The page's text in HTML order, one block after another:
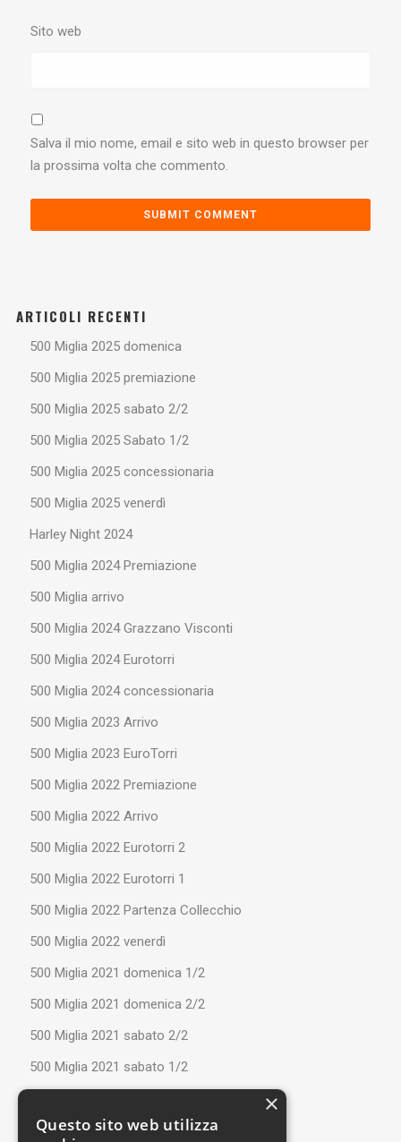
Sito web
Salva il mio nome, email e sito web in questo browser per
la prossima volta che commento.
ARTICOLI RECENTI
500 Miglia 2025 domenica
500 Miglia 2025 premiazione
500 Miglia 2025 sabato 2/2
500 Miglia 2025 Sabato 1/2
500 Miglia 2025 concessionaria
500 Miglia 2025 venerdì
Harley Night 2024
500 Miglia 2024 Premiazione
500 Miglia arrivo
500 Miglia 2024 Grazzano Visconti
500 Miglia 2024 Eurotorri
500 Miglia 2024 concessionaria
500 Miglia 2023 Arrivo
500 Miglia 2023 EuroTorri
500 Miglia 2022 Premiazione
500 Miglia 2022 Arrivo
500 Miglia 2022 Eurotorri 2
500 Miglia 2022 Eurotorri 1
500 Miglia 2022 Partenza Collecchio
500 Miglia 2022 venerdì
500 Miglia 2021 domenica 1/2
500 Miglia 2021 domenica 2/2
500 Miglia 2021 sabato 2/2
500 Miglia 2021 sabato 1/2
Perugia Run 2021
×
Questo sito web utilizza